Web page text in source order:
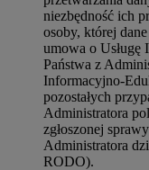
niezbędność ich
osoby, której
umowa o Usługę
Państwa z
Informacyjno-
pozostałych
Administratora
zgłoszonej
Administratora
RODO).